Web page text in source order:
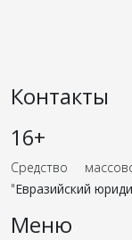
Контакты
16+
Средство
"Евразийский
Меню